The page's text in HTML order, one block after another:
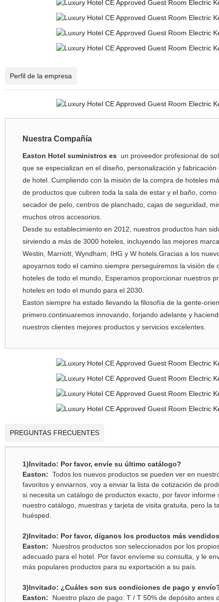
Perfil de la empresa
Nuestra Compañía
Easton Hotel suministros es
un proveedor profesional de
que se especializan en el diseño, personalización y
de hotel. Cumpliendo con la misión de la compra de hoteles
de productos que cubren toda la sala de estar y el baño,
secador de pelo, centros de planchado, cajas de seguridad,
muchos otros accesorios.
Desde su establecimiento en 2012, nuestros productos han
sirviendo a más de 3000 hoteles, incluyendo las mejores
Westin, Marriott, Wyndham, IHG y W hotels.Gracias a los
apoyarnos todo el camino.siempre perseguiremos la visión
hoteles de todo el mundo, Esperamos proporcionar nuestros
hoteles en todo el mundo para el 2030.
Easton siempre ha estado llevando la filosofía de la gente-
primero.continuaremos innovando, forjando adelante y
nuestros clientes mejores productos y servicios excelentes.
PREGUNTAS FRECUENTES
1)Invitado: Por favor, envíe su último catálogo?
Easton: Todos los nuevos productos se pueden ver en
favoritos y enviarnos, voy a enviar la lista de cotización de
si necesita un catálogo de productos exacto, por favor
nuestro catálogo, muestras y tarjeta de visita gratuita, pero la
huésped.
2)Invitado: Por favor, díganos los productos más
Easton:
Nuestros productos son seleccionados por los
adecuado para el hotel. Por favor envíeme su consulta, y le
más populares productos para su exportación a su país.
3)Invitado: ¿Cuáles son sus condiciones de pago y
Easton:
Nuestro plazo de pago: T / T 50% de depósito antes